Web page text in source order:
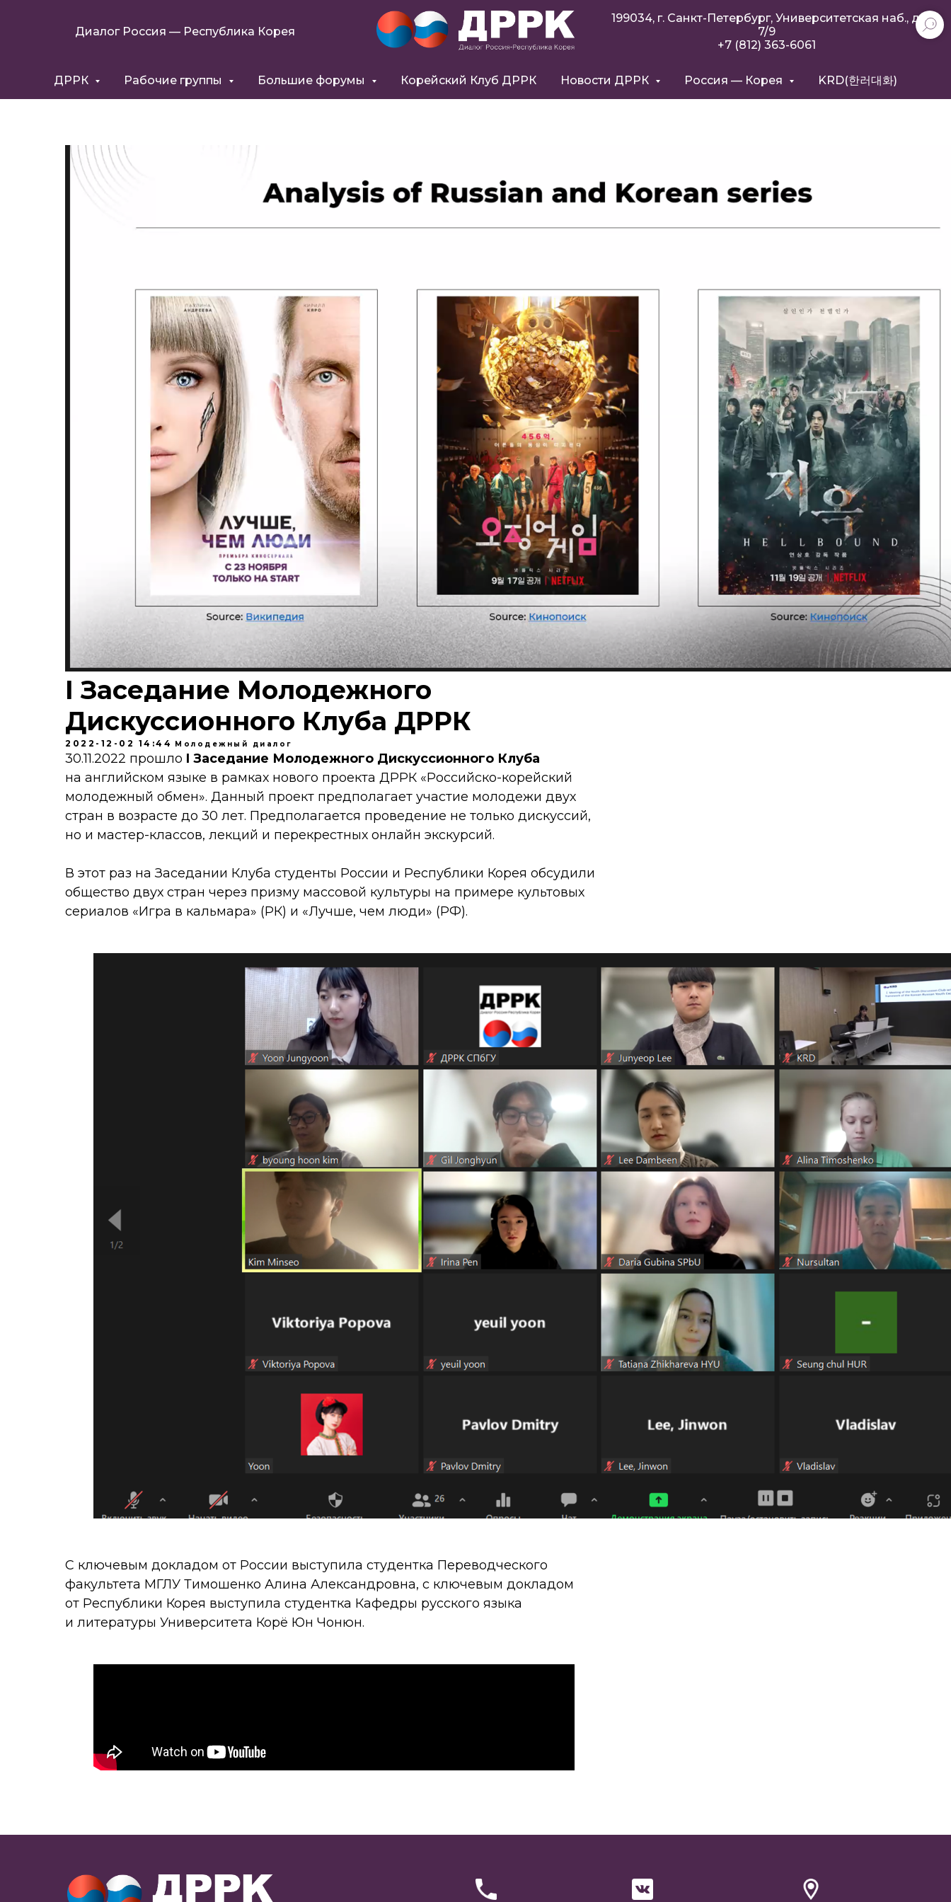
Диалог Россия — Республика Корея
199034, г. Санкт-Петербург, Университетская наб., д.
7/9
+7 (812) 363-6061
ДРРК Рабочие группы Большие форумы Корейский Клуб ДРРК Новости ДРРК Россия — Корея KRD(한러대화)
I Заседание Молодежного
Дискуссионного Клуба ДРРК
2022-12-02 14:44 Молодежный диалог
30.11.2022 прошло I Заседание Молодежного Дискуссионного Клуба
на английском языке в рамках нового проекта ДРРК «Российско-корейский
молодежный обмен». Данный проект предполагает участие молодежи двух
стран в возрасте до 30 лет. Предполагается проведение не только дискуссий,
но и мастер-классов, лекций и перекрестных онлайн экскурсий.
В этот раз на Заседании Клуба студенты России и Республики Корея обсудили
общество двух стран через призму массовой культуры на примере культовых
сериалов «Игра в кальмара» (РК) и «Лучше, чем люди» (РФ).
С ключевым докладом от России выступила студентка Переводческого
факультета МГЛУ Тимошенко Алина Александровна, с ключевым докладом
от Республики Корея выступила студентка Кафедры русского языка
и литературы Университета Корё Юн Чонюн.